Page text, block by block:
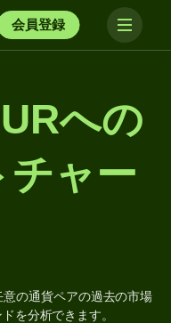
会員登録
への
チャー
の通貨ペアの過去の市場
を分析できます。